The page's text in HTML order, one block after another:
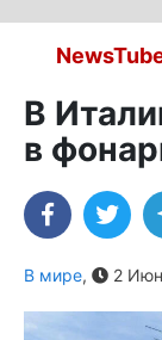
В
в
В мире, 2